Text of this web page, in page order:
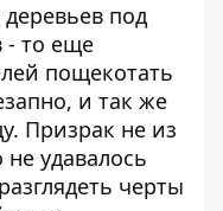
под
- то еще
пощекотать
и так же
Призрак не из
удавалось
черты